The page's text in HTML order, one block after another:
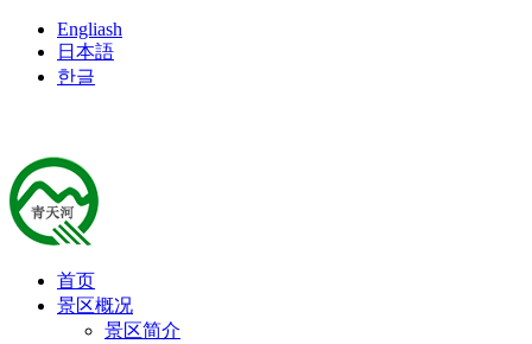
Engliash
日本語
한글
首页
景区概况
景区简介